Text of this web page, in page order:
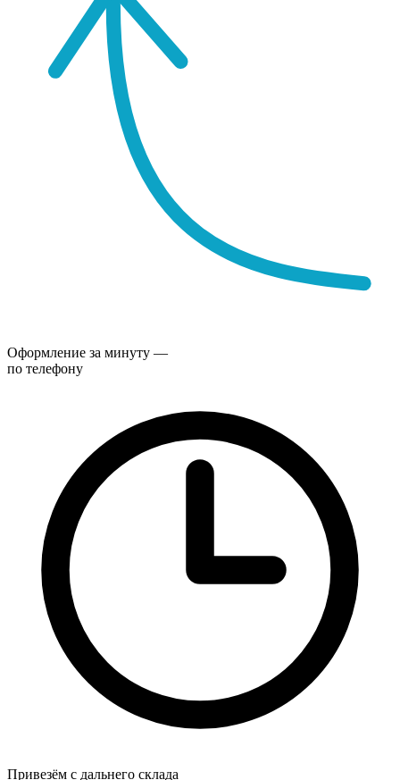
Оформление за минуту —
по телефону
Привезём с дальнего склада